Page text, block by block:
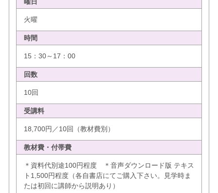
火曜
時間
15：30～17：00
回数
10回
受講料
18,700円／10回（教材費別）
教材費・付帯費
＊資料代別途100円程度 ＊音声ダウンロード版 テキス
ト1,500円程度（各自書店にてご購入下さい。見学時ま
たは初回に講師から説明あり）